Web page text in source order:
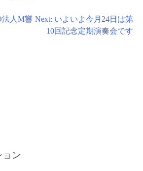
法人M響 Next: いよいよ今月24日は第
10回記念定期演奏会です
ョン